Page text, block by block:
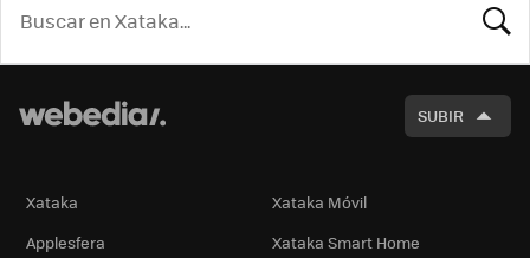
SUBIR
Xataka
Xataka Móvil
Applesfera
Xataka Smart Home